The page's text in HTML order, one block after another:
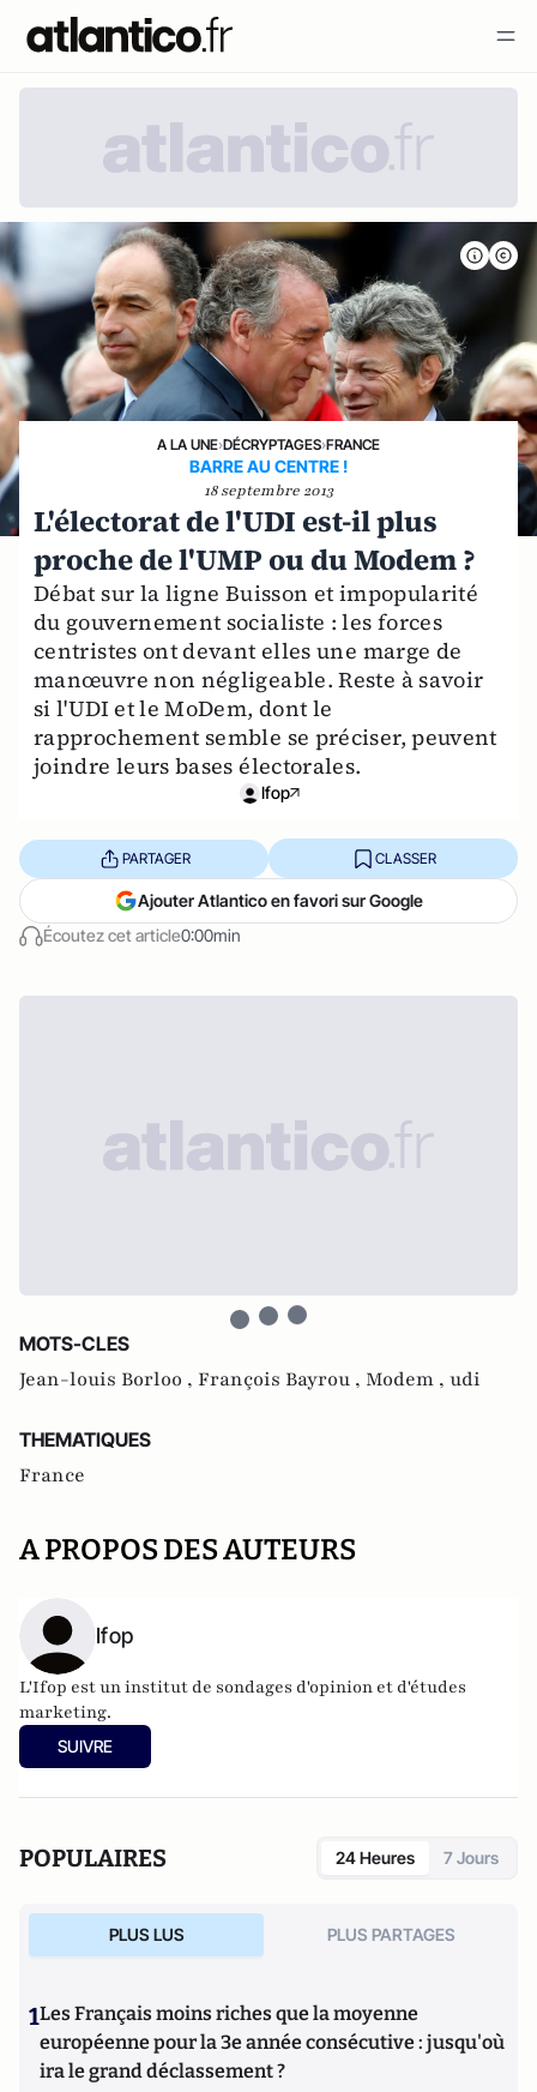
A LA UNE›DÉCRYPTAGES›FRANCE
BARRE AU CENTRE !
18 septembre 2013
L'électorat de l'UDI est-il plus
proche de l'UMP ou du Modem ?
Débat sur la ligne Buisson et impopularité
du gouvernement socialiste : les forces
centristes ont devant elles une marge de
manœuvre non négligeable. Reste à savoir
si l'UDI et le MoDem, dont le
rapprochement semble se préciser, peuvent
joindre leurs bases électorales.
Ifop
Écoutez cet article0:00min
PARTAGER CLASSER
Ajouter Atlantico en favori sur Google
MOTS-CLES
Jean-louis Borloo , François Bayrou , Modem , udi
THEMATIQUES
France
A PROPOS DES AUTEURS
Ifop
L'Ifop est un institut de sondages d'opinion et d'études
marketing.
SUIVRE
POPULAIRES 24 Heures 7 Jours
PLUS LUS PLUS PARTAGES
1Les Français moins riches que la moyenne
européenne pour la 3e année consécutive : jusqu'où
ira le grand déclassement ?